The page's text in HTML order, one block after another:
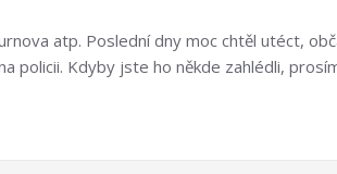
atp. Poslední dny moc chtěl utéct,
policii. Kdyby jste ho někde zahlédli,